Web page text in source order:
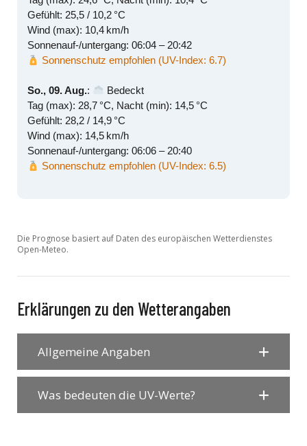
Gefühlt: 25,5 / 10,2 °C
Wind (max): 10,4 km/h
Sonnenauf-/untergang: 06:04 – 20:42
Sonnenschutz empfohlen (UV-Index: 6.7)
So., 09. Aug.:
Bedeckt
Tag (max): 28,7 °C, Nacht (min): 14,5 °C
Gefühlt: 28,2 / 14,9 °C
Wind (max): 14,5 km/h
Sonnenauf-/untergang: 06:06 – 20:40
Sonnenschutz empfohlen (UV-Index: 6.5)
Die Prognose basiert auf Daten des europäischen Wetterdienstes
Open-Meteo.
Erklärungen zu den Wetterangaben
Allgemeine Angaben
Was bedeuten die UV-Werte?